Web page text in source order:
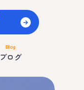
Blog
ブログ